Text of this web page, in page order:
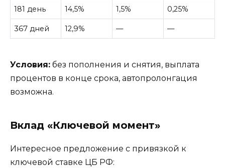
181 день 14,5% 1,5% 0,25%
367 дней 12,9% — —
Условия: без пополнения и снятия, выплата
процентов в конце срока, автопролонгация
возможна.
Вклад «Ключевой момент»
Интересное предложение с привязкой к
ключевой ставке ЦБ РФ: